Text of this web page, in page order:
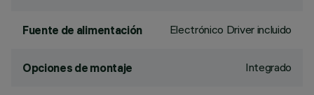
Fuente de alimentación Electrónico Driver incluido
Opciones de montaje Integrado